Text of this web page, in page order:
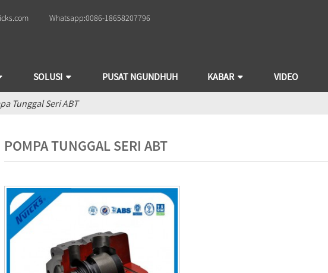
Whatsapp:0086-18658207796
SOLUSI PUSAT NGUNDHUH KABAR VIDEO
Tunggal Seri ABT
POMPA TUNGGAL SERI ABT